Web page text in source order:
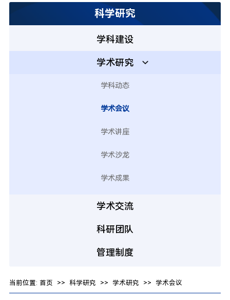
科学研究
学科建设
学术研究
学科动态
学术会议
学术讲座
学术沙龙
学术成果
学术交流
科研团队
管理制度
当前位置: 首页 >> 科学研究 >> 学术研究 >> 学术会议